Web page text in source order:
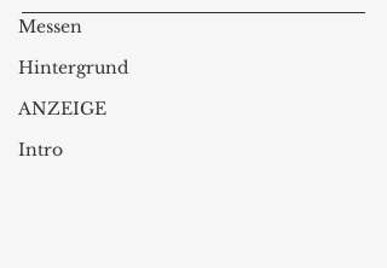
Messen
Hintergrund
ANZEIGE
Intro